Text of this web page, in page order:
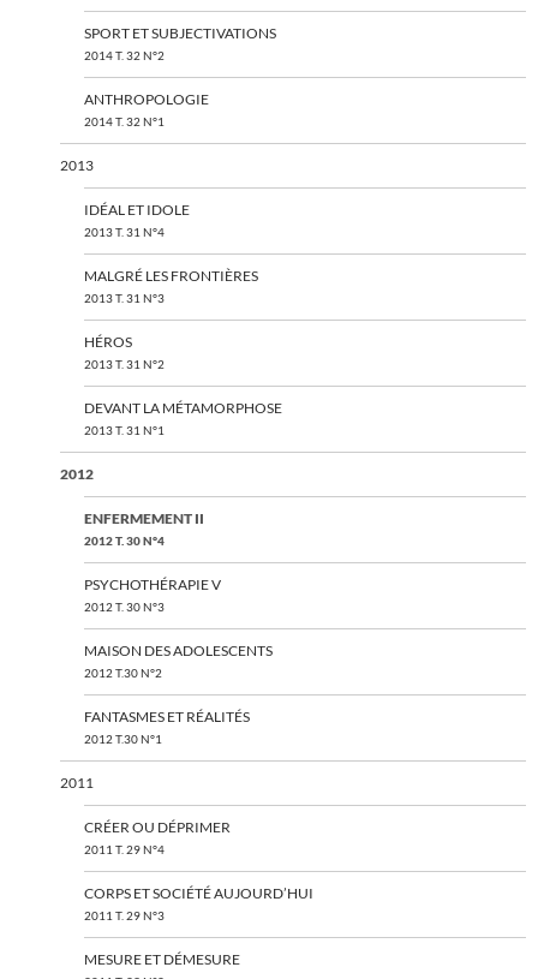
SPORT ET SUBJECTIVATIONS
2014 T. 32 N°2
ANTHROPOLOGIE
2014 T. 32 N°1
2013
IDÉAL ET IDOLE
2013 T. 31 N°4
MALGRÉ LES FRONTIÈRES
2013 T. 31 N°3
HÉROS
2013 T. 31 N°2
DEVANT LA MÉTAMORPHOSE
2013 T. 31 N°1
2012
ENFERMEMENT II
2012 T. 30 N°4
PSYCHOTHÉRAPIE V
2012 T. 30 N°3
MAISON DES ADOLESCENTS
2012 T.30 N°2
FANTASMES ET RÉALITÉS
2012 T.30 N°1
2011
CRÉER OU DÉPRIMER
2011 T. 29 N°4
CORPS ET SOCIÉTÉ AUJOURD’HUI
2011 T. 29 N°3
MESURE ET DÉMESURE